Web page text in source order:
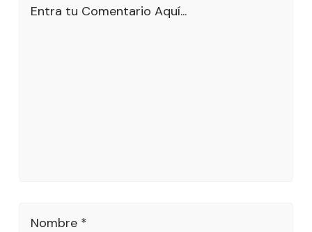
Entra tu Comentario Aquí...
Nombre *